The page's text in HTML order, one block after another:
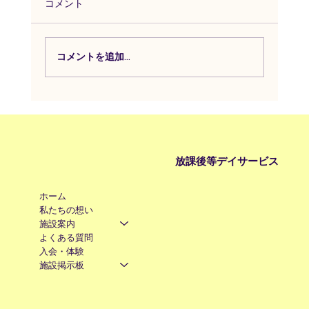
コメント
コメントを追加…
ホーム
私たちの想い
施設案内
よくある質問
入会・体験
施設掲示板
放課後等デイサービス